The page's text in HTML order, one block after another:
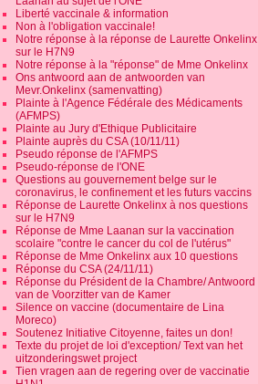
Liberté vaccinale & information
Non à l'obligation vaccinale!
Notre réponse à la réponse de Laurette Onkelinx
sur le H7N9
Notre réponse à la "réponse" de Mme Onkelinx
Ons antwoord aan de antwoorden van
Mevr.Onkelinx (samenvatting)
Plainte à l'Agence Fédérale des Médicaments
(AFMPS)
Plainte au Jury d'Ethique Publicitaire
Plainte auprès du CSA (10/11/11)
Pseudo réponse de l'AFMPS
Pseudo-réponse de l'ONE
Questions au gouvernement belge sur le
coronavirus, le confinement et les futurs vaccins
Réponse de Laurette Onkelinx à nos questions
sur le H7N9
Réponse de Mme Laanan sur la vaccination
scolaire "contre le cancer du col de l'utérus"
Réponse de Mme Onkelinx aux 10 questions
Réponse du CSA (24/11/11)
Réponse du Président de la Chambre/ Antwoord
van de Voorzitter van de Kamer
Silence on vaccine (documentaire de Lina
Moreco)
Soutenez Initiative Citoyenne, faites un don!
Texte du projet de loi d'exception/ Text van het
uitzonderingswet project
Tien vragen aan de regering over de vaccinatie